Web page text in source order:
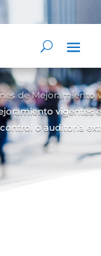
de Mejoramiento
vigentes
o auditoría